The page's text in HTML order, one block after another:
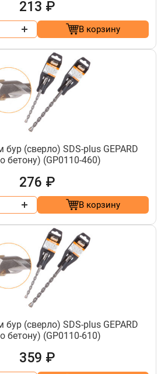
213 ₽
В корзину
(сверло) SDS-plus GEPARD
бетону) (GP0110-460)
276 ₽
В корзину
(сверло) SDS-plus GEPARD
бетону) (GP0110-610)
359 ₽